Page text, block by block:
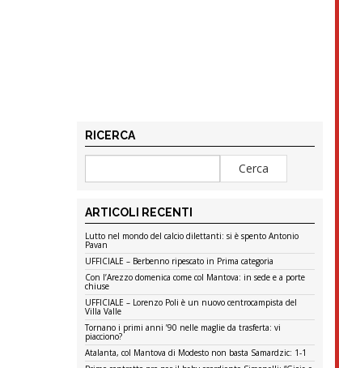
RICERCA
ARTICOLI RECENTI
Lutto nel mondo del calcio dilettanti: si è spento Antonio
Pavan
UFFICIALE – Berbenno ripescato in Prima categoria
Con l’Arezzo domenica come col Mantova: in sede e a porte
chiuse
UFFICIALE – Lorenzo Poli è un nuovo centrocampista del
Villa Valle
Tornano i primi anni ’90 nelle maglie da trasferta: vi
piacciono?
Atalanta, col Mantova di Modesto non basta Samardzic: 1-1